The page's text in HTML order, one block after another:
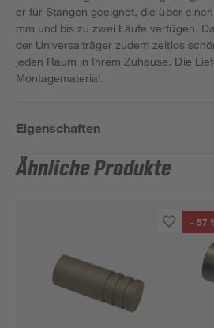
er für Stangen geeignet, die über
mm und bis zu zwei Läufe verfügen.
der Universalträger zudem zeitlos
jeden Raum in Ihrem Zuhause. Die
Montagematerial.
Eigenschaften
Ähnliche Produkte
- 57